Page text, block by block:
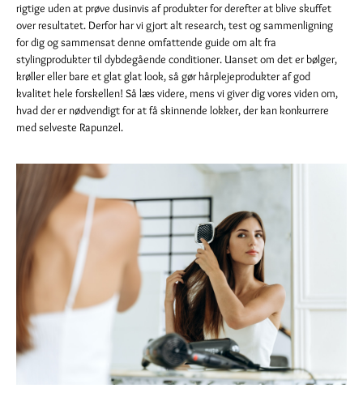
rigtige uden at prøve dusinvis af produkter for derefter at blive skuffet
over resultatet. Derfor har vi gjort alt research, test og sammenligning
for dig og sammensat denne omfattende guide om alt fra
stylingprodukter til dybdegående conditioner. Uanset om det er bølger,
krøller eller bare et glat glat look, så gør hårplejeprodukter af god
kvalitet hele forskellen! Så læs videre, mens vi giver dig vores viden om,
hvad der er nødvendigt for at få skinnende lokker, der kan konkurrere
med selveste Rapunzel.